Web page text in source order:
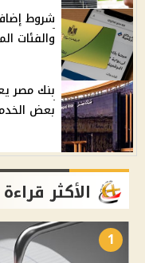
والفئات
بنك مصر
بعض
الأكثر قراءة
1